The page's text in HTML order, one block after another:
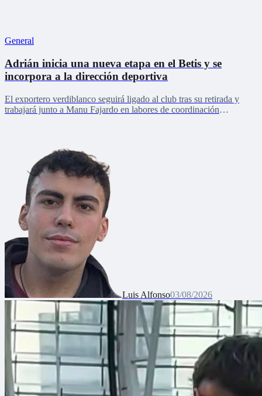
General
Adrián inicia una nueva etapa en el Betis y se
incorpora a la dirección deportiva
El exportero verdiblanco seguirá ligado al club tras su retirada y
trabajará junto a Manu Fajardo en labores de coordinación
Luis Alfonso03/08/2026